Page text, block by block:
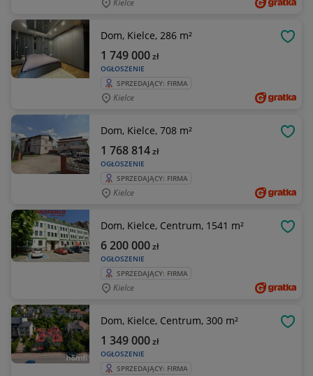
Kielce
Dom, Kielce, 286 m²
OGŁOSZENIE
1 749 000zł
SPRZEDAJĄCY: FIRMA
Kielce
Dom, Kielce, 708 m²
OGŁOSZENIE
1 768 814zł
SPRZEDAJĄCY: FIRMA
Kielce
Dom, Kielce, Centrum, 1541 m²
OGŁOSZENIE
6 200 000zł
SPRZEDAJĄCY: FIRMA
Kielce
Dom, Kielce, Centrum, 300 m²
OGŁOSZENIE
1 349 000zł
SPRZEDAJĄCY: FIRMA